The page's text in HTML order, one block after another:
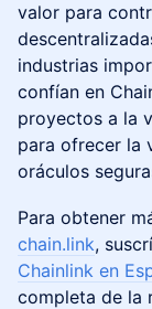
valor para
industrias
confían en
proyectos a la
para ofrecer la
oráculos
​​​Para obtener
chain.link,
Chainlink en
completa de la